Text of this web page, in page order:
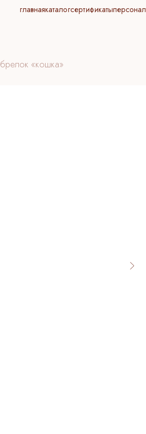
главнаякаталогсертификаты
брелок «кошка»